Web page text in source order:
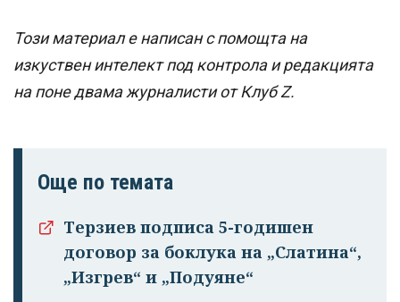
Този материал е написан с помощта на
изкуствен интелект под контрола и редакцията
на поне двама журналисти от Клуб Z.
Още по темата
Терзиев подписа 5-годишен
договор за боклука на „Слатина“,
„Изгрев“ и „Подуяне“